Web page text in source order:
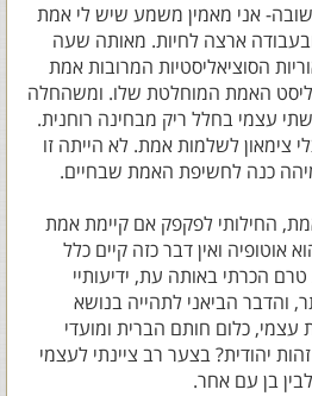
אני מאמין משמע שיש לי אמת
ארצה לחיות. מאותה שעה
הסוציאליסטיות המרובות אמת
האמת המוחלטת שלו. ומשהחלה
עצמי בחלל ריק מבחינה רוחנית.
לשלמות אמת. לא הייתה זו
כנה לחשיפת האמת שבחיים.
החילותי לפקפק אם קיימת אמת
אוטופיה ואין דבר כזה קיים כלל
טרם הכרתי באותה עת, ידיעותיי
והדבר הביאני לתהייה בנושא
כלום חותם הברית ומועדי
יהודית? בצער רב ציינתי לעצמי
בן עם אחר.